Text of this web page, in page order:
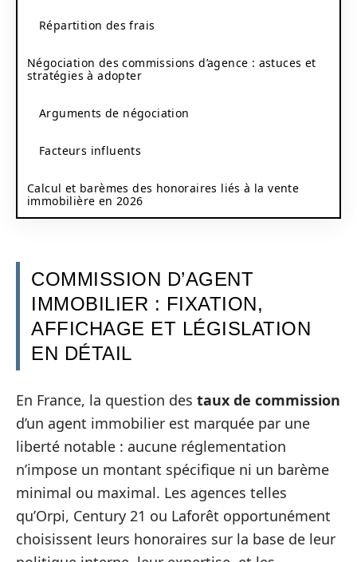
Répartition des frais
Négociation des commissions d’agence : astuces et
stratégies à adopter
Arguments de négociation
Facteurs influents
Calcul et barèmes des honoraires liés à la vente
immobilière en 2026
COMMISSION D’AGENT
IMMOBILIER : FIXATION,
AFFICHAGE ET LÉGISLATION
EN DÉTAIL
En France, la question des taux de commission
d’un agent immobilier est marquée par une
liberté notable : aucune réglementation
n’impose un montant spécifique ni un barème
minimal ou maximal. Les agences telles
qu’Orpi, Century 21 ou Laforêt opportunément
choisissent leurs honoraires sur la base de leur